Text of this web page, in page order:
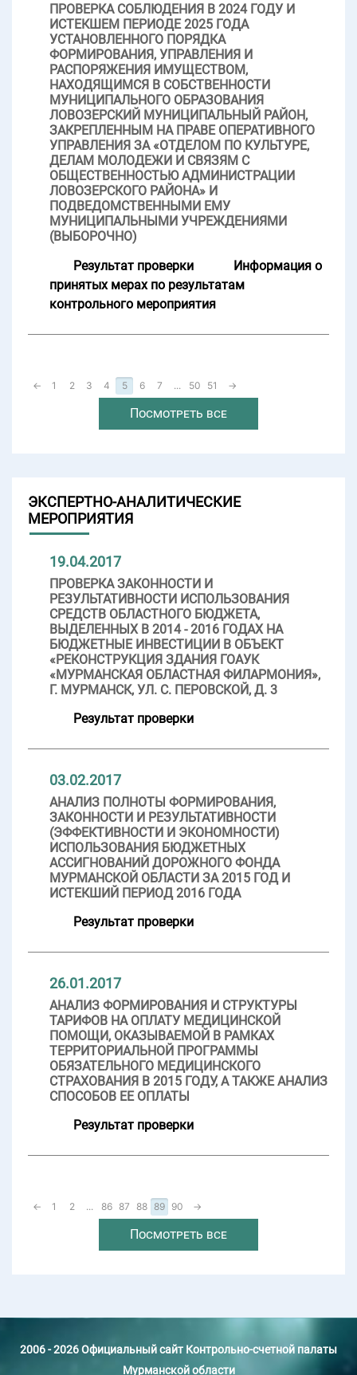
ПРОВЕРКА СОБЛЮДЕНИЯ В 2024 ГОДУ И
ИСТЕКШЕМ ПЕРИОДЕ 2025 ГОДА
УСТАНОВЛЕННОГО ПОРЯДКА
ФОРМИРОВАНИЯ, УПРАВЛЕНИЯ И
РАСПОРЯЖЕНИЯ ИМУЩЕСТВОМ,
НАХОДЯЩИМСЯ В СОБСТВЕННОСТИ
МУНИЦИПАЛЬНОГО ОБРАЗОВАНИЯ
ЛОВОЗЕРСКИЙ МУНИЦИПАЛЬНЫЙ РАЙОН,
ЗАКРЕПЛЕННЫМ НА ПРАВЕ ОПЕРАТИВНОГО
УПРАВЛЕНИЯ ЗА «ОТДЕЛОМ ПО КУЛЬТУРЕ,
ДЕЛАМ МОЛОДЕЖИ И СВЯЗЯМ С
ОБЩЕСТВЕННОСТЬЮ АДМИНИСТРАЦИИ
ЛОВОЗЕРСКОГО РАЙОНА» И
ПОДВЕДОМСТВЕННЫМИ ЕМУ
МУНИЦИПАЛЬНЫМИ УЧРЕЖДЕНИЯМИ
(ВЫБОРОЧНО)
Результат проверки
Информация о
принятых мерах по результатам
контрольного мероприятия
← 1 2 3 4 5 6 7 ... 50 51 →
Посмотреть все
ЭКСПЕРТНО-АНАЛИТИЧЕСКИЕ
МЕРОПРИЯТИЯ
19.04.2017
ПРОВЕРКА ЗАКОННОСТИ И
РЕЗУЛЬТАТИВНОСТИ ИСПОЛЬЗОВАНИЯ
СРЕДСТВ ОБЛАСТНОГО БЮДЖЕТА,
ВЫДЕЛЕННЫХ В 2014 - 2016 ГОДАХ НА
БЮДЖЕТНЫЕ ИНВЕСТИЦИИ В ОБЪЕКТ
«РЕКОНСТРУКЦИЯ ЗДАНИЯ ГОАУК
«МУРМАНСКАЯ ОБЛАСТНАЯ ФИЛАРМОНИЯ»,
Г. МУРМАНСК, УЛ. С. ПЕРОВСКОЙ, Д. 3
Результат проверки
03.02.2017
АНАЛИЗ ПОЛНОТЫ ФОРМИРОВАНИЯ,
ЗАКОННОСТИ И РЕЗУЛЬТАТИВНОСТИ
(ЭФФЕКТИВНОСТИ И ЭКОНОМНОСТИ)
ИСПОЛЬЗОВАНИЯ БЮДЖЕТНЫХ
АССИГНОВАНИЙ ДОРОЖНОГО ФОНДА
МУРМАНСКОЙ ОБЛАСТИ ЗА 2015 ГОД И
ИСТЕКШИЙ ПЕРИОД 2016 ГОДА
Результат проверки
26.01.2017
АНАЛИЗ ФОРМИРОВАНИЯ И СТРУКТУРЫ
ТАРИФОВ НА ОПЛАТУ МЕДИЦИНСКОЙ
ПОМОЩИ, ОКАЗЫВАЕМОЙ В РАМКАХ
ТЕРРИТОРИАЛЬНОЙ ПРОГРАММЫ
ОБЯЗАТЕЛЬНОГО МЕДИЦИНСКОГО
СТРАХОВАНИЯ В 2015 ГОДУ, А ТАКЖЕ АНАЛИЗ
СПОСОБОВ ЕЕ ОПЛАТЫ
Результат проверки
← 1 2 ... 86 87 88 89 90 →
Посмотреть все
2006 - 2026 Официальный сайт Контрольно-счетной палаты
Мурманской области